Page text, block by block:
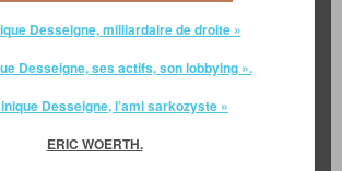
Desseigne, milliardaire de droite »
Desseigne, ses actifs, son lobbying ».
Desseigne, l’ami sarkozyste »
ERIC WOERTH.